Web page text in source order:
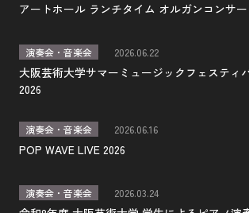
アートホール ランチタイム オルガンコンサー
演奏会・音楽会 2026.06.22
大阪芸術大学サマーミュージックフェスティ
2026
演奏会・音楽会 2026.06.16
POP WAVE LIVE 2026
演奏会・音楽会 2026.03.24